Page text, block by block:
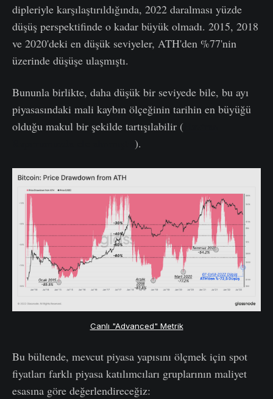
dipleriyle karşılaştırıldığında, 2022 daralması yüzde
düşüş perspektifinde o kadar büyük olmadı. 2015, 2018
ve 2020'deki en düşük seviyeler, ATH'den %77'nin
üzerinde düşüşe ulaşmıştı.
Bununla birlikte, daha düşük bir seviyede bile, bu ayı
piyasasındaki mali kaybın ölçeğinin tarihin en büyüğü
olduğu makul bir şekilde tartışılabilir (
).
Canlı "Advanced" Metrik
Bu bültende, mevcut piyasa yapısını ölçmek için spot
fiyatları farklı piyasa katılımcıları gruplarının maliyet
esasına göre değerlendireceğiz: